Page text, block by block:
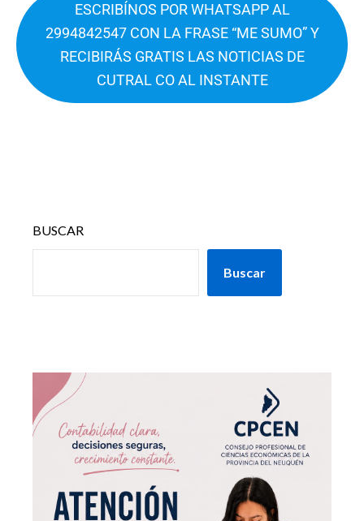
ESCRIBÍNOS POR WHATSAPP AL
2994842547 CON LA FRASE “ME SUMO” Y
RECIBIRÁS GRATIS LAS NOTICIAS DE
CUTRAL CO AL INSTANTE
BUSCAR
Buscar